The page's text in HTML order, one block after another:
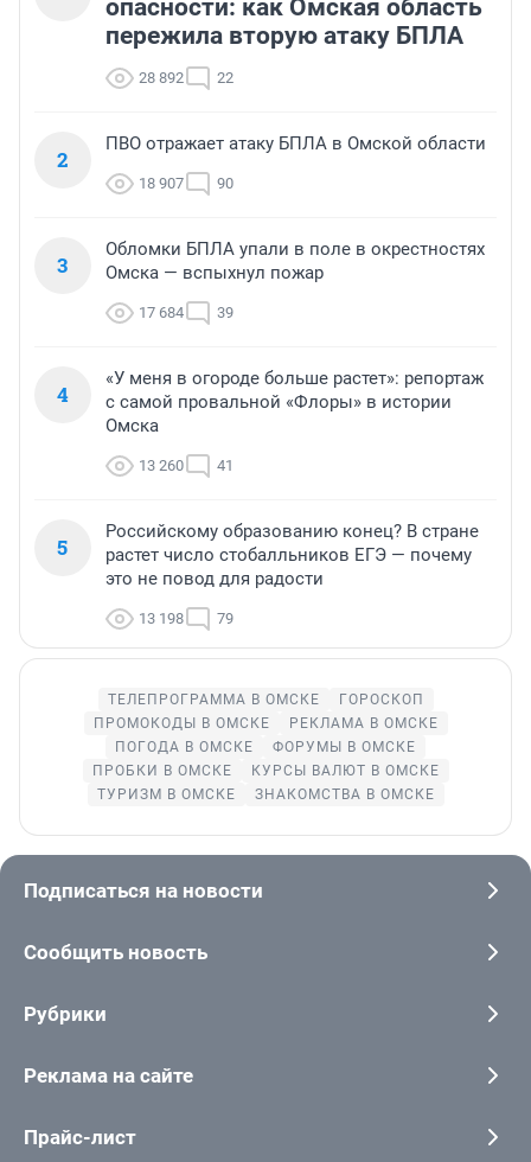
опасности: как Омская область
пережила вторую атаку БПЛА
28 892 22
2
ПВО отражает атаку БПЛА в Омской области
18 907 90
3
Обломки БПЛА упали в поле в окрестностях
Омска — вспыхнул пожар
17 684 39
4
«У меня в огороде больше растет»: репортаж
с самой провальной «Флоры» в истории
Омска
13 260 41
5
Российскому образованию конец? В стране
растет число стобалльников ЕГЭ — почему
это не повод для радости
13 198 79
ТЕЛЕПРОГРАММА В ОМСКЕ
ГОРОСКОП
ПРОМОКОДЫ В ОМСКЕ
РЕКЛАМА В ОМСКЕ
ПОГОДА В ОМСКЕ
ФОРУМЫ В ОМСКЕ
ПРОБКИ В ОМСКЕ
КУРСЫ ВАЛЮТ В ОМСКЕ
ТУРИЗМ В ОМСКЕ
ЗНАКОМСТВА В ОМСКЕ
Подписаться на новости
Сообщить новость
Рубрики
Реклама на сайте
Прайс-лист